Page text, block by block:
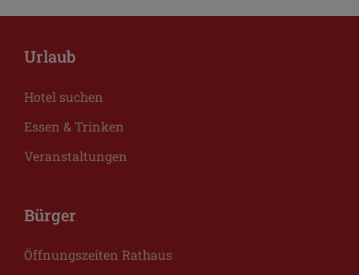
Urlaub
Hotel suchen
Essen & Trinken
Veranstaltungen
Bürger
Öffnungszeiten Rathaus